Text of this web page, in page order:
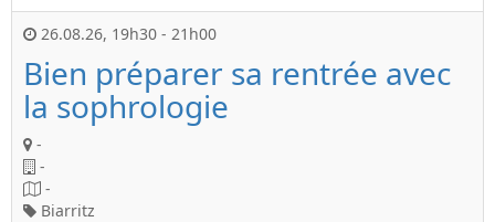
26.08.26, 19h30 - 21h00
Bien préparer sa rentrée avec
la sophrologie
-
-
-
Biarritz